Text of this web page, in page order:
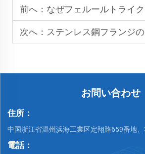
前へ： なぜフェルールトライクランプが衛生タンク
次へ： ステンレス鋼フランジの耐食性に影響を
お問い合わせ
住所：
中国浙江省温州浜海工業区定翔路659番地
電話：